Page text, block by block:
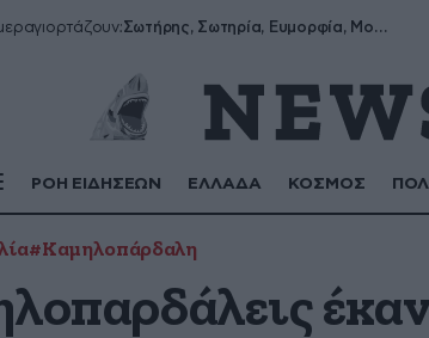
γιορτάζουν: Σωτήρης, Σωτηρία, Ευμορφία, Μορφούλα
ΡΟΗ ΕΙΔΗΣΕΩΝ ΕΛΛΑΔΑ ΚΟΣΜΟΣ
#Καμηλοπάρδαλη